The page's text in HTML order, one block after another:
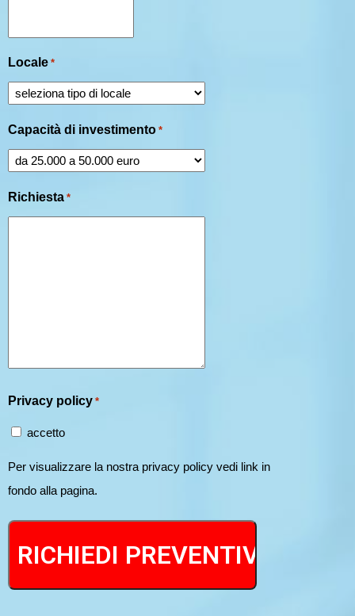
Locale *
Capacità di investimento *
Richiesta *
Privacy policy *
accetto
Per visualizzare la nostra privacy policy vedi link in
fondo alla pagina.